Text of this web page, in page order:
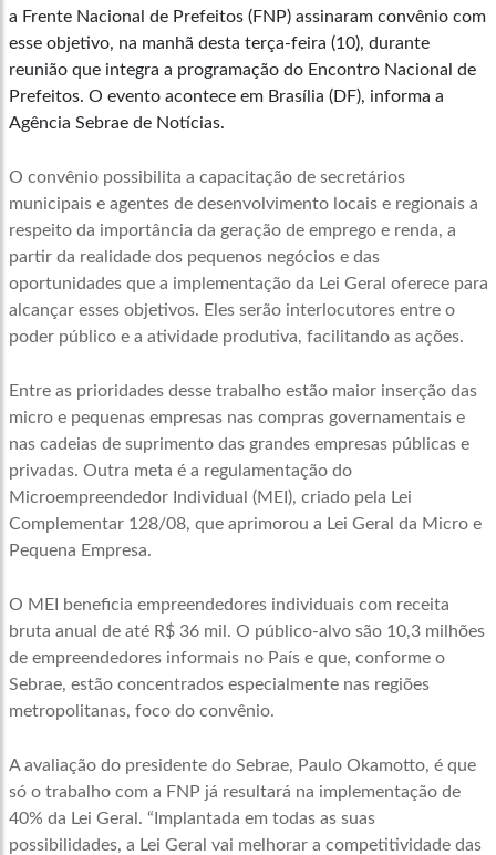
a Frente Nacional de Prefeitos (FNP) assinaram convênio com
esse objetivo, na manhã desta terça-feira (10), durante
reunião que integra a programação do Encontro Nacional de
Prefeitos. O evento acontece em Brasília (DF), informa a
Agência Sebrae de Notícias.
O convênio possibilita a capacitação de secretários
municipais e agentes de desenvolvimento locais e regionais a
respeito da importância da geração de emprego e renda, a
partir da realidade dos pequenos negócios e das
oportunidades que a implementação da Lei Geral oferece para
alcançar esses objetivos. Eles serão interlocutores entre o
poder público e a atividade produtiva, facilitando as ações.
Entre as prioridades desse trabalho estão maior inserção das
micro e pequenas empresas nas compras governamentais e
nas cadeias de suprimento das grandes empresas públicas e
privadas. Outra meta é a regulamentação do
Microempreendedor Individual (MEI), criado pela Lei
Complementar 128/08, que aprimorou a Lei Geral da Micro e
Pequena Empresa.
O MEI beneficia empreendedores individuais com receita
bruta anual de até R$ 36 mil. O público-alvo são 10,3 milhões
de empreendedores informais no País e que, conforme o
Sebrae, estão concentrados especialmente nas regiões
metropolitanas, foco do convênio.
A avaliação do presidente do Sebrae, Paulo Okamotto, é que
só o trabalho com a FNP já resultará na implementação de
40% da Lei Geral. “Implantada em todas as suas
possibilidades, a Lei Geral vai melhorar a competitividade das